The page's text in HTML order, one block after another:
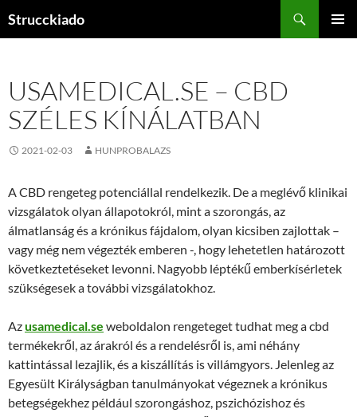
Strucckiado
USAMEDICAL.SE – CBD
SZÉLES KÍNÁLATBAN
2021-02-03 HUNPROBALAZS
A CBD rengeteg potenciállal rendelkezik. De a meglévő klinikai
vizsgálatok olyan állapotokról, mint a szorongás, az
álmatlanság és a krónikus fájdalom, olyan kicsiben zajlottak –
vagy még nem végezték emberen -, hogy lehetetlen határozott
következtetéseket levonni. Nagyobb léptékű emberkísérletek
szükségesek a további vizsgálatokhoz.
Azusamedical.se weboldalon rengeteget tudhat meg a cbd
termékekről, az árakról és a rendelésről is, ami néhány
kattintással lezajlik, és a kiszállítás is villámgyors. Jelenleg az
Egyesült Királyságban tanulmányokat végeznek a krónikus
betegségekhez például szorongáshoz, pszichózishoz és